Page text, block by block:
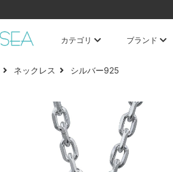
カテゴリ ブランド
ネックレス シルバー925